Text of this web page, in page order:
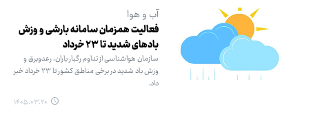
آب و هوا
فعالیت همزمان سامانه بارشی و وزش
بادهای شدید تا ۲۳ خرداد
سازمان هواشناسی از تداوم رگبار باران، رعدوبرق و
وزش باد شدید در برخی مناطق کشور تا ۲۳ خرداد خبر
داد.
۱۴۰۵.۰۳.۲۰